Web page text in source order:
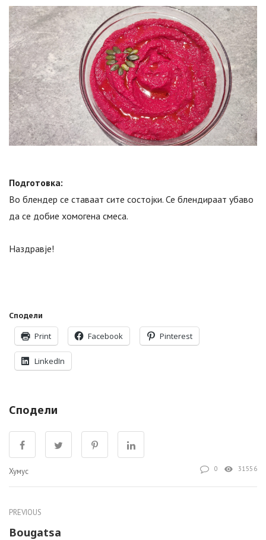
Подготовка:
Во блендер се ставаат сите состојки. Се блендираат убаво
да се добие хомогена смеса.
Наздравје!
Сподели
Print Facebook Pinterest
LinkedIn
Сподели
Хумус 0 31556
PREVIOUS
Bougatsa